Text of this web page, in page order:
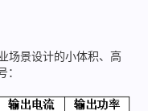
场景设计的小体积、高